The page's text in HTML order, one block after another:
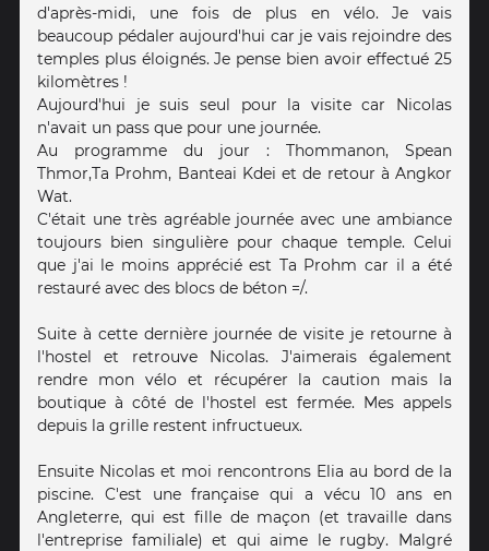
d'après-midi, une fois de plus en vélo. Je vais
beaucoup pédaler aujourd'hui car je vais rejoindre des
temples plus éloignés. Je pense bien avoir effectué 25
kilomètres !
Aujourd'hui je suis seul pour la visite car Nicolas
n'avait un pass que pour une journée.
Au programme du jour : Thommanon, Spean
Thmor,Ta Prohm, Banteai Kdei et de retour à Angkor
Wat.
C'était une très agréable journée avec une ambiance
toujours bien singulière pour chaque temple. Celui
que j'ai le moins apprécié est Ta Prohm car il a été
restauré avec des blocs de béton =/.
Suite à cette dernière journée de visite je retourne à
l'hostel et retrouve Nicolas. J'aimerais également
rendre mon vélo et récupérer la caution mais la
boutique à côté de l'hostel est fermée. Mes appels
depuis la grille restent infructueux.
Ensuite Nicolas et moi rencontrons Elia au bord de la
piscine. C'est une française qui a vécu 10 ans en
Angleterre, qui est fille de maçon (et travaille dans
l'entreprise familiale) et qui aime le rugby. Malgré